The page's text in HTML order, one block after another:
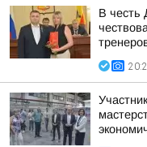
В честь